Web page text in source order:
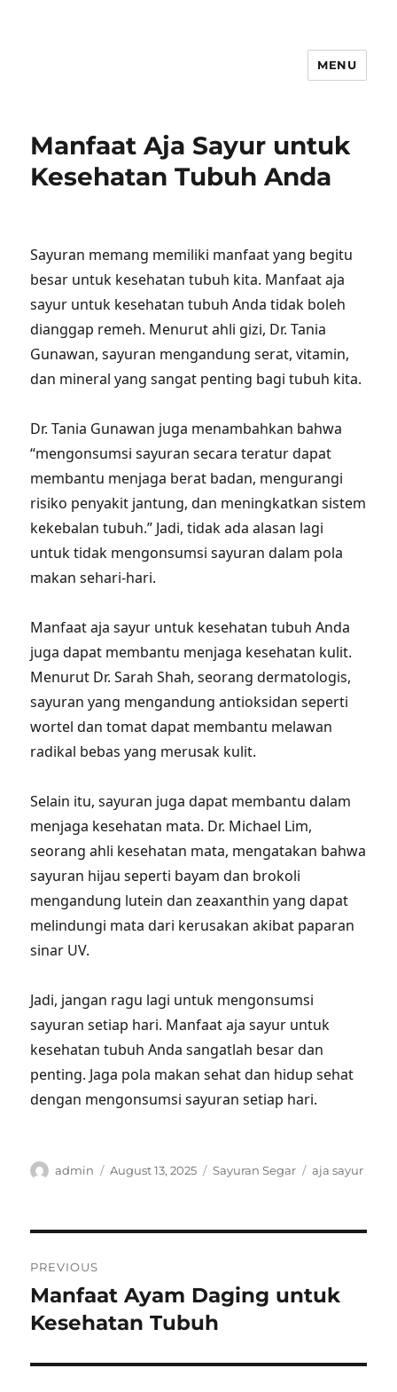
MENU
Manfaat Aja Sayur untuk
Kesehatan Tubuh Anda
Sayuran memang memiliki manfaat yang begitu
besar untuk kesehatan tubuh kita. Manfaat aja
sayur untuk kesehatan tubuh Anda tidak boleh
dianggap remeh. Menurut ahli gizi, Dr. Tania
Gunawan, sayuran mengandung serat, vitamin,
dan mineral yang sangat penting bagi tubuh kita.
Dr. Tania Gunawan juga menambahkan bahwa
“mengonsumsi sayuran secara teratur dapat
membantu menjaga berat badan, mengurangi
risiko penyakit jantung, dan meningkatkan sistem
kekebalan tubuh.” Jadi, tidak ada alasan lagi
untuk tidak mengonsumsi sayuran dalam pola
makan sehari-hari.
Manfaat aja sayur untuk kesehatan tubuh Anda
juga dapat membantu menjaga kesehatan kulit.
Menurut Dr. Sarah Shah, seorang dermatologis,
sayuran yang mengandung antioksidan seperti
wortel dan tomat dapat membantu melawan
radikal bebas yang merusak kulit.
Selain itu, sayuran juga dapat membantu dalam
menjaga kesehatan mata. Dr. Michael Lim,
seorang ahli kesehatan mata, mengatakan bahwa
sayuran hijau seperti bayam dan brokoli
mengandung lutein dan zeaxanthin yang dapat
melindungi mata dari kerusakan akibat paparan
sinar UV.
Jadi, jangan ragu lagi untuk mengonsumsi
sayuran setiap hari. Manfaat aja sayur untuk
kesehatan tubuh Anda sangatlah besar dan
penting. Jaga pola makan sehat dan hidup sehat
dengan mengonsumsi sayuran setiap hari.
Author
admin
Posted
August 13, 2025 Categories
Sayuran Segar Tags
aja sayur
navigation
PREVIOUS
Previous
post:
Manfaat Ayam Daging untuk
Kesehatan Tubuh